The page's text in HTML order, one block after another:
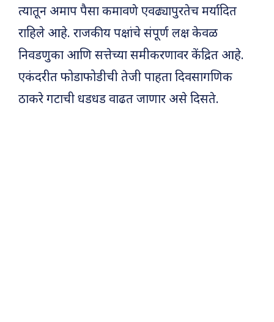
त्यातून अमाप पैसा कमावणे एवढ्यापुरतेच मर्यादित
राहिले आहे. राजकीय पक्षांचे संपूर्ण लक्ष केवळ
निवडणुका आणि सत्तेच्या समीकरणावर केंद्रित आहे.
एकंदरीत फोडाफोडीची तेजी पाहता दिवसागणिक
ठाकरे गटाची धडधड वाढत जाणार असे दिसते.